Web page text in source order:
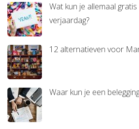
Wat kun je allemaal
verjaardag?
12 alternatieven voor
Waar kun je een